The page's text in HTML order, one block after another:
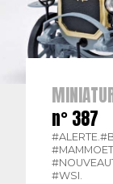
n° 387
#ALERTE.
#WSI.